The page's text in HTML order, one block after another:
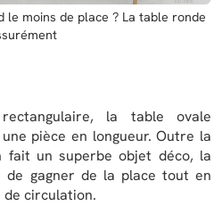
moins de place ? La table ronde
la table ovale
pièce en longueur. Outre la
fait un superbe objet déco, la
de gagner de la place tout en
circulation.